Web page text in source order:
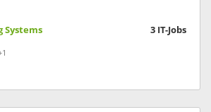
Systems 3 IT-Jobs